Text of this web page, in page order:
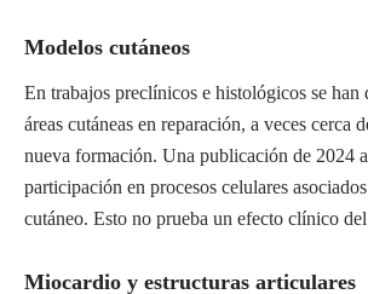
Modelos cutáneos
En trabajos preclínicos e histológicos se han
áreas cutáneas en reparación, a veces cerca
nueva formación. Una publicación de 2024
participación en procesos celulares
cutáneo. Esto no prueba un efecto clínico del
Miocardio y estructuras articulares